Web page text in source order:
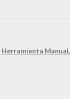
Herramienta Manual,